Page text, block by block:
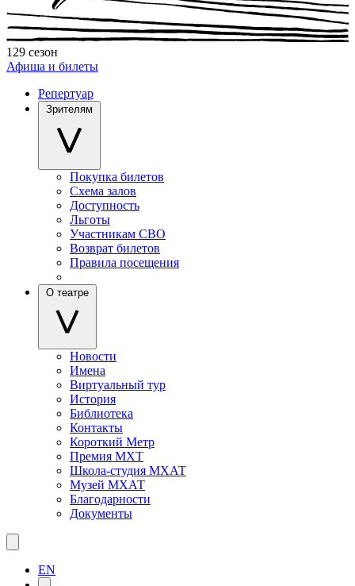
129 сезон
Афиша и билеты
Репертуар
Зрителям
Покупка билетов
Схема залов
Доступность
Льготы
Участникам СВО
Возврат билетов
Правила посещения
О театре
Новости
Имена
Виртуальный тур
История
Библиотека
Контакты
Короткий Метр
Премия МХТ
Школа-студия МХАТ
Музей МХАТ
Благодарности
Документы
EN